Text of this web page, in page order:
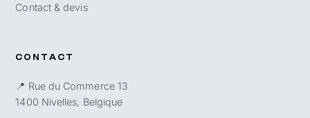
Contact & devis
CONTACT
📍 Rue du Commerce 13
1400 Nivelles, Belgique